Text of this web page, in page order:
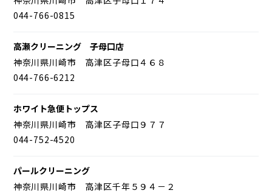
044-766-0815
高瀬クリーニング 子母口店
神奈川県川崎市 高津区子母口４６８
044-766-6212
ホワイト急便トップス
神奈川県川崎市 高津区子母口９７７
044-752-4520
パールクリーニング
神奈川県川崎市 高津区千年５９４－２